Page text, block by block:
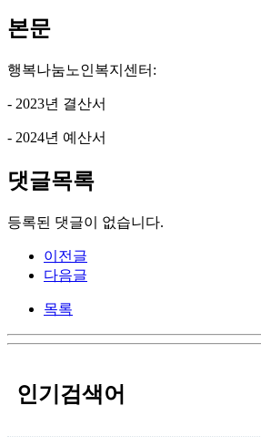
본문
행복나눔노인복지센터:
- 2023년 결산서
- 2024년 예산서
댓글목록
등록된 댓글이 없습니다.
이전글
다음글
목록
인기검색어